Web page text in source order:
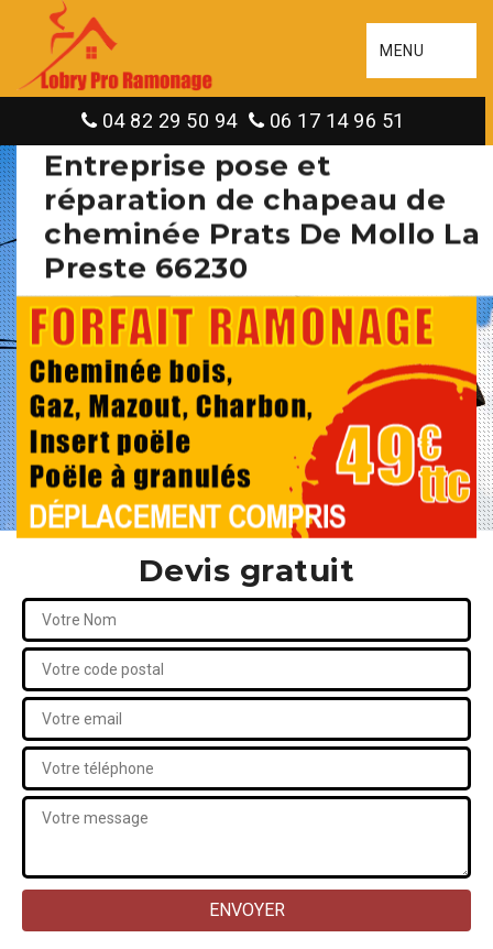
MENU
04 82 29 50 94 06 17 14 96 51
Entreprise pose et
réparation de chapeau de
cheminée Prats De Mollo La
Preste 66230
Devis gratuit